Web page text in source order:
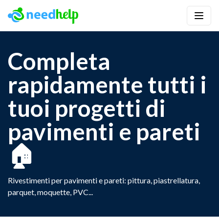
Completa
rapidamente tutti i
tuoi progetti di
pavimenti e pareti
🏠
Rivestimenti per pavimenti e pareti: pittura, piastrellatura,
parquet, moquette, PVC...